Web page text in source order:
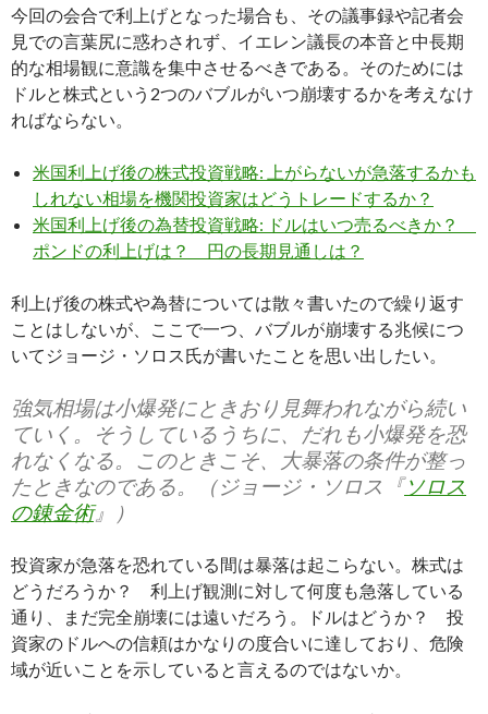
今回の会合で利上げとなった場合も、その議事録や記者会
見での言葉尻に惑わされず、イエレン議長の本音と中長期
的な相場観に意識を集中させるべきである。そのためには
ドルと株式という2つのバブルがいつ崩壊するかを考えなけ
ればならない。
米国利上げ後の株式投資戦略: 上がらないが急落するかも
しれない相場を機関投資家はどうトレードするか？
米国利上げ後の為替投資戦略: ドルはいつ売るべきか？
ポンドの利上げは？ 円の長期見通しは？
利上げ後の株式や為替については散々書いたので繰り返す
ことはしないが、ここで一つ、バブルが崩壊する兆候につ
いてジョージ・ソロス氏が書いたことを思い出したい。
強気相場は小爆発にときおり見舞われながら続い
ていく。そうしているうちに、だれも小爆発を恐
れなくなる。このときこそ、大暴落の条件が整っ
たときなのである。（ジョージ・ソロス『ソロス
の錬金術』）
投資家が急落を恐れている間は暴落は起こらない。株式は
どうだろうか？ 利上げ観測に対して何度も急落している
通り、まだ完全崩壊には遠いだろう。ドルはどうか？ 投
資家のドルへの信頼はかなりの度合いに達しており、危険
域が近いことを示していると言えるのではないか。